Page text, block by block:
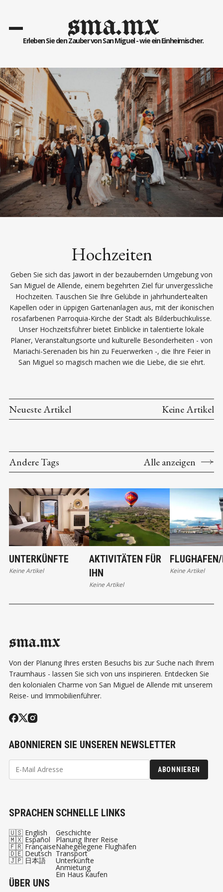
sma.mx
Erleben Sie den Zauber von San Miguel - wie ein Einheimischer.
Hochzeiten
Geben Sie sich das Jawort in der bezaubernden Umgebung von
San Miguel de Allende, einem begehrten Ziel für unvergessliche
Hochzeiten. Tauschen Sie Ihre Gelübde in jahrhundertealten
Kapellen oder in üppigen Gartenanlagen aus, mit der ikonischen
rosafarbenen Parroquia-Kirche der Stadt als Bilderbuchkulisse.
Unser Hochzeitsführer bietet Einblicke in talentierte lokale
Planer, Veranstaltungsorte und kulturelle Besonderheiten - von
Mariachi-Serenaden bis hin zu Feuerwerken -, die Ihre Feier in
San Miguel so magisch machen wie die Liebe, die sie ehrt.
Neueste Artikel Keine Artikel
Andere Tags Alle anzeigen
UNTERKÜNFTE
Keine Artikel
AKTIVITÄTEN FÜR
IHN
Keine Artikel
Keine Artikel
sma.mx
Von der Planung Ihres ersten Besuchs bis zur Suche nach Ihrem
Traumhaus - lassen Sie sich von uns inspirieren. Entdecken Sie
den kolonialen Charme von San Miguel de Allende mit unserem
Reise- und Immobilienführer.
ABONNIEREN SIE UNSEREN NEWSLETTER
ABONNIEREN
SPRACHEN
🇺🇸 English
🇲🇽 Español
🇫🇷 Française
🇩🇪 Deutsch
🇯🇵 日本語
SCHNELLE LINKS
Geschichte
Planung Ihrer Reise
Nahegelegene Flughäfen
Transport
Unterkünfte
Anmietung
Ein Haus kaufen
ÜBER UNS